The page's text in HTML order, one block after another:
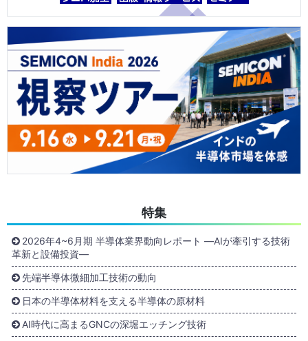
特集
2026年4~6月期 半導体業界動向レポート ―AIが牽引する技術
革新と設備投資―
先端半導体微細加工技術の動向
日本の半導体材料を支える半導体の原材料
AI時代に高まるGNCの深堀エッチング技術